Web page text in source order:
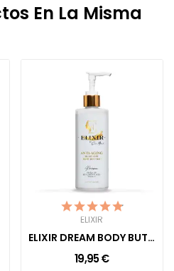
En La Misma
ELIXIR
ELIXIR DREAM BODY BUTTER CREAM
19,95 €